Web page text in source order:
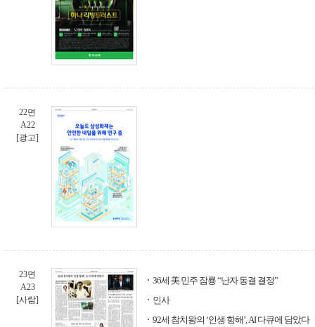
22면
A22
[광고]
23면
A23
[사람]
36세 美 민주 잠룡 “난자 동결 결정”
인사
92세 참치왕의 ‘인생 항해’, AI 다큐에 담았다